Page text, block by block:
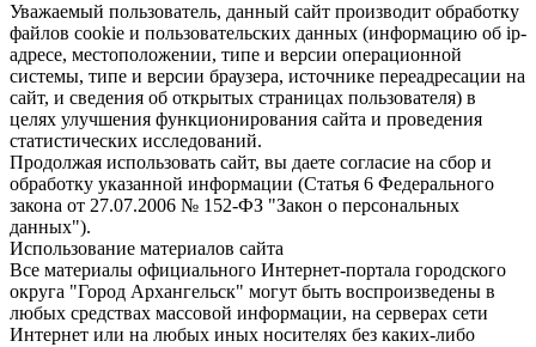
Уважаемый пользователь, данный сайт производит обработку
файлов cookie и пользовательских данных (информацию об ip-
адресе, местоположении, типе и версии операционной
системы, типе и версии браузера, источнике переадресации на
сайт, и сведения об открытых страницах пользователя) в
целях улучшения функционирования сайта и проведения
статистических исследований.
Продолжая использовать сайт, вы даете согласие на сбор и
обработку указанной информации (Статья 6 Федерального
закона от 27.07.2006 № 152-ФЗ "Закон о персональных
данных").
Использование материалов сайта
Все материалы официального Интернет-портала городского
округа "Город Архангельск" могут быть воспроизведены в
любых средствах массовой информации, на серверах сети
Интернет или на любых иных носителях без каких-либо